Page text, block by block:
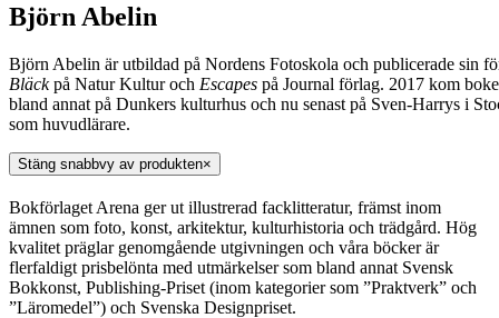
Björn Abelin
Björn Abelin är utbildad på Nordens Fotoskola och publicerade sin
Bläckpå Natur Kultur och Escapes på Journal förlag. 2017 kom
bland annat på Dunkers kulturhus och nu senast på Sven-Harrys i
som huvudlärare.
Stäng snabbvy av produkten×
Bokförlaget Arena ger ut illustrerad facklitteratur, främst inom
ämnen som foto, konst, arkitektur, kulturhistoria och trädgård. Hög
kvalitet präglar genomgående utgivningen och våra böcker är
flerfaldigt prisbelönta med utmärkelser som bland annat Svensk
Bokkonst, Publishing-Priset (inom kategorier som ”Praktverk” och
”Läromedel”) och Svenska Designpriset.